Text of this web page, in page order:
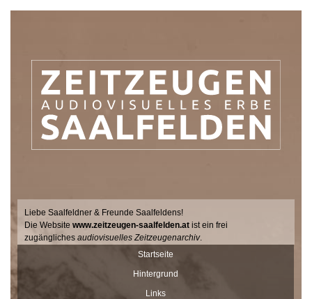
Liebe Saalfeldner & Freunde Saalfeldens!
Die Websitewww.zeitzeugen-saalfelden.at ist ein frei
zugänglichesaudiovisuelles Zeitzeugenarchiv.
Seit 2017 sucht der Filmemacher Thomas Junker gemeinsam mit
Stadtgemeinde Saalfelden Zeitzeugen auf hält ihre Geschichten
und Erinnerungen mit der Videokamera fest.
Startseite
Hintergrund
Links